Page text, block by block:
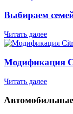
Выбираем
Читать далее
Модификация
Читать далее